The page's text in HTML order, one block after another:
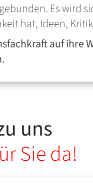
Es wird
hat, Ideen,
auf ihre
uns
Sie da!